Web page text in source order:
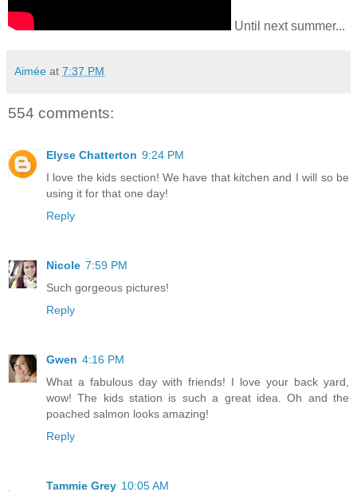
Until next summer...
Aimée at 7:37 PM
554 comments:
Elyse Chatterton 9:24 PM
I love the kids section! We have that kitchen and I will so be
using it for that one day!
Reply
Nicole 7:59 PM
Such gorgeous pictures!
Reply
Gwen 4:16 PM
What a fabulous day with friends! I love your back yard,
wow! The kids station is such a great idea. Oh and the
poached salmon looks amazing!
Reply
Tammie Grey 10:05 AM